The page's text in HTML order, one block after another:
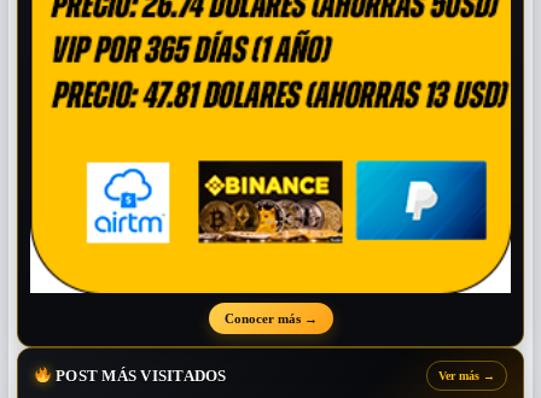
Conocer más →
POST MÁS VISITADOS Ver más →